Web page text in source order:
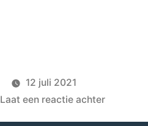
12 juli 2021
Laat een reactie achter